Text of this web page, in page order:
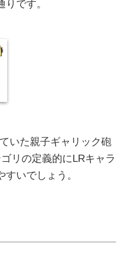
です。
いた親子ギャリック砲
リの定義的にLRキャラ
いでしょう。